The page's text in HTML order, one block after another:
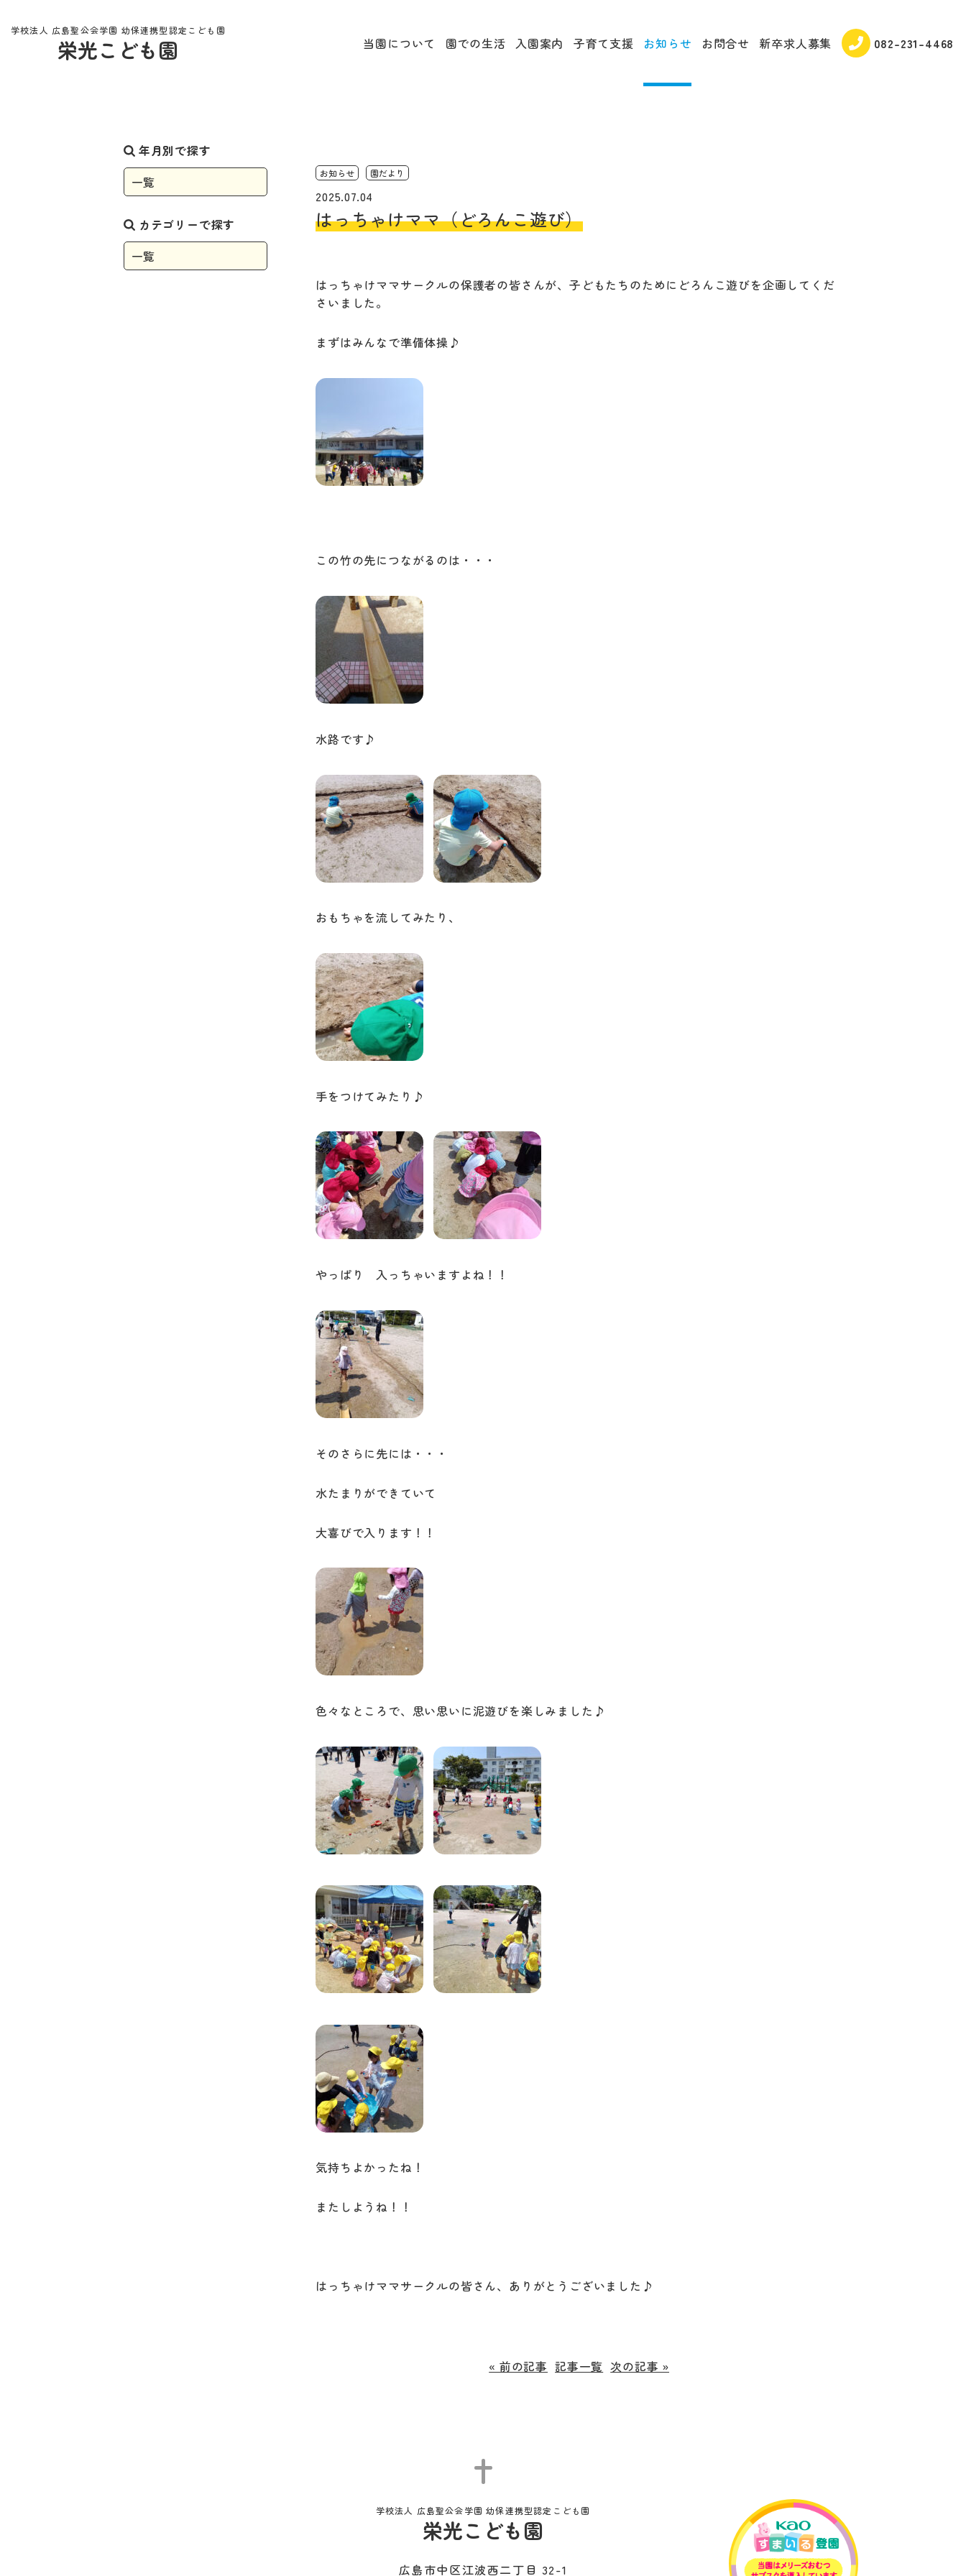
学校法人 広島聖公会学園 幼保連携型認定こども園
栄光こども園 当園について 園での生活 入園案内 子育て支援 お知らせ お問合せ 新卒求人募集 082-231-4468
お知らせ
年月別で探す
カテゴリーで探す
お知らせ 園だより
2025.07.04
はっちゃけママ（どろんこ遊び）
はっちゃけママサークルの保護者の皆さんが、子どもたちのためにどろんこ遊びを企画してくだ
さいました。
まずはみんなで準備体操♪
この竹の先につながるのは・・・
水路です♪
おもちゃを流してみたり、
手をつけてみたり♪
やっぱり 入っちゃいますよね！！
そのさらに先には・・・
水たまりができていて
大喜びで入ります！！
色々なところで、思い思いに泥遊びを楽しみました♪
気持ちよかったね！
またしようね！！
はっちゃけママサークルの皆さん、ありがとうございました♪
« 前の記事 記事一覧 次の記事 »
学校法人 広島聖公会学園 幼保連携型認定こども園
栄光こども園
広島市中区江波西二丁目 32-1